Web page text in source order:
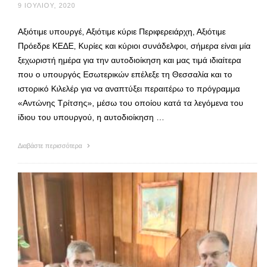
9 ΙΟΥΛΊΟΥ, 2020
Αξιότιμε υπουργέ, Αξιότιμε κύριε Περιφερειάρχη, Αξιότιμε
Πρόεδρε ΚΕΔΕ, Κυρίες και κύριοι συνάδελφοι, σήμερα είναι μία
ξεχωριστή ημέρα για την αυτοδιοίκηση και μας τιμά ιδιαίτερα
που ο υπουργός Εσωτερικών επέλεξε τη Θεσσαλία και το
ιστορικό Κιλελέρ για να αναπτύξει περαιτέρω το πρόγραμμα
«Αντώνης Τρίτσης», μέσω του οποίου κατά τα λεγόμενα του
ίδιου του υπουργού, η αυτοδιοίκηση …
Διαβάστε περισσότερα